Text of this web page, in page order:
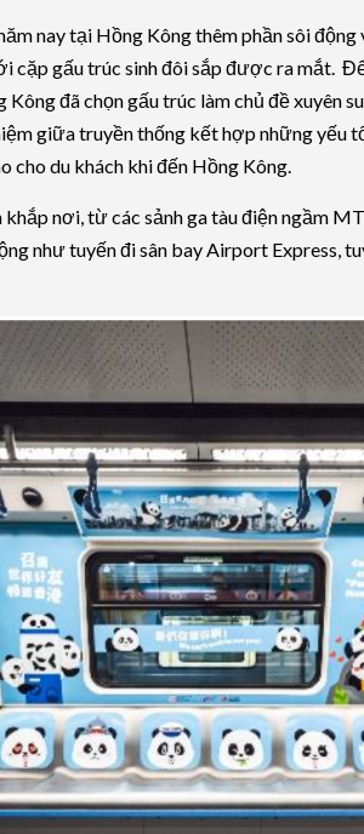
nay tại Hồng Kông thêm phần sôi động
cặp gấu trúc sinh đôi sắp được ra mắt.
Kông đã chọn gấu trúc làm chủ đề xuyên
giữa truyền thống kết hợp những yếu
cho du khách khi đến Hồng Kông.
nơi, từ các sảnh ga tàu điện ngầm
như tuyến đi sân bay Airport Express,